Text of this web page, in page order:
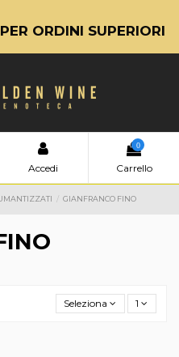
ORDINI SUPERIORI
Accedi
0
Carrello
GIANFRANCO FINO
Seleziona 1